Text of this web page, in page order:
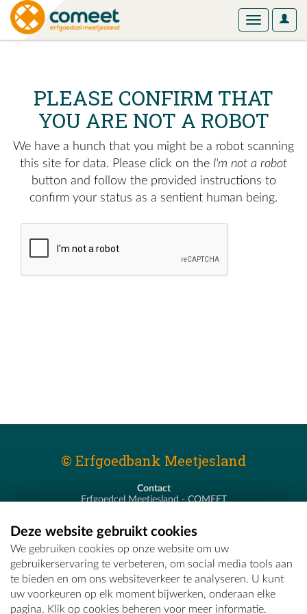
User
Toggle
PLEASE CONFIRM THAT
YOU ARE NOT A ROBOT
We have a hunch that you might be a robot scanning
this site for data. Please click on the I'm not a robot
button and follow the provided instructions to
confirm your status as a sentient human being.
© Erfgoedbank Meetjesland
Contact
Erfgoedcel Meetjesland - COMEET
T - 09 373 75 96
E -erfgoedcel@comeet.be
Deze website gebruikt cookies
We gebruiken cookies op onze website om uw
gebruikerservaring te verbeteren, om social media tools aan
te bieden en om ons websiteverkeer te analyseren. U kunt
uw voorkeuren op elk moment bijwerken, onderaan elke
pagina. Klik op cookies beheren voor meer informatie.